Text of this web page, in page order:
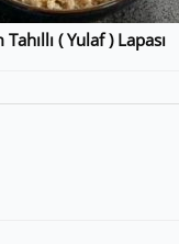
( Yulaf ) Lapası